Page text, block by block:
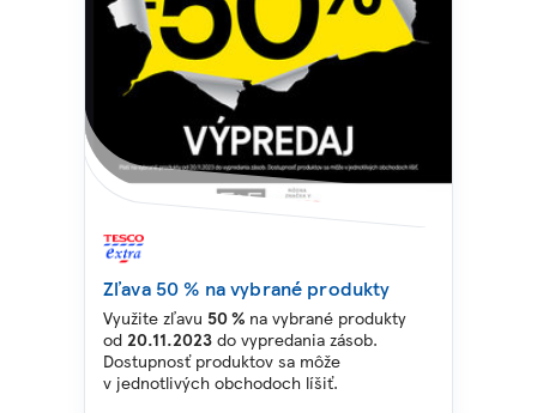
Zľava 50 % na vybrané produkty
Využite zľavu 50 % na vybrané produkty
od 20.11.2023 do vypredania zásob.
Dostupnosť produktov sa môže
v jednotlivých obchodoch líšiť.